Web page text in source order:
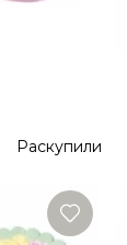
Раскупили